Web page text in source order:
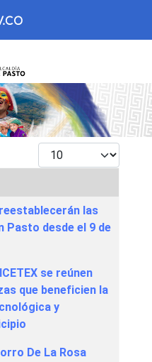
Mostrar #
las
Pasto desde el 9 de
se reúnen
que beneficien la
y
De La Rosa